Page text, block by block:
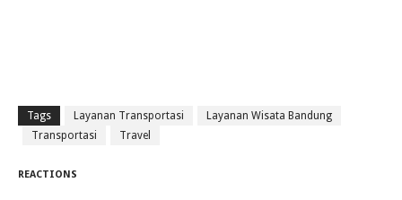
Tags Layanan Transportasi
Layanan Wisata Bandung
Transportasi
Travel
REACTIONS